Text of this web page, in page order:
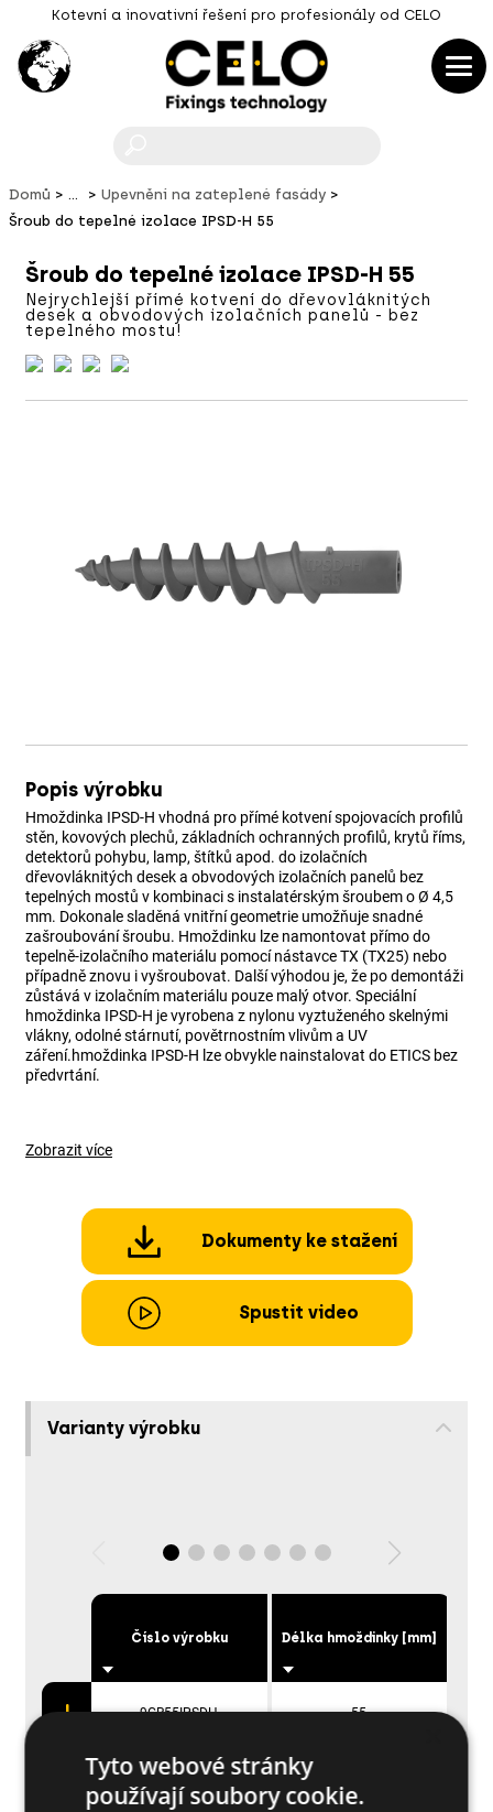
Kotevní a inovativní řešení pro profesionály od CELO
Domů ...
Upevnění na zateplené fasády
Šroub do tepelné izolace IPSD-H 55
Šroub do tepelné izolace IPSD-H 55
Nejrychlejší přímé kotvení do dřevovláknitých
desek a obvodových izolačních panelů - bez
tepelného mostu!
Popis výrobku
Hmoždinka IPSD-H vhodná pro přímé kotvení spojovacích profilů
stěn, kovových plechů, základních ochranných profilů, krytů říms,
detektorů pohybu, lamp, štítků apod. do izolačních
dřevovláknitých desek a obvodových izolačních panelů bez
tepelných mostů v kombinaci s instalatérským šroubem o Ø 4,5
mm. Dokonale sladěná vnitřní geometrie umožňuje snadné
zašroubování šroubu. Hmoždinku lze namontovat přímo do
tepelně-izolačního materiálu pomocí nástavce TX (TX25) nebo
případně znovu i vyšroubovat. Další výhodou je, že po demontáži
zůstává v izolačním materiálu pouze malý otvor. Speciální
hmoždinka IPSD-H je vyrobena z nylonu vyztuženého skelnými
vlákny, odolné stárnutí, povětrnostním vlivům a UV
záření.hmoždinka IPSD-H lze obvykle nainstalovat do ETICS bez
předvrtání.
Zobrazit více
Dokumenty ke stažení
Spustit video
Varianty výrobku
Číslo výrobku
9GR55IPSDH
Délka hmoždinky [mm]
55
Tyto webové stránky
používají soubory cookie.